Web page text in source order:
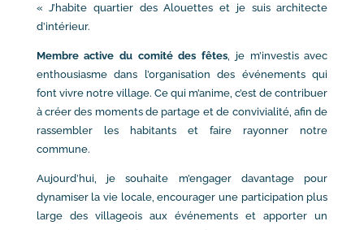
« J’habite quartier des Alouettes et je suis architecte
d’intérieur.
Membre active du comité des fêtes, je m’investis avec
enthousiasme dans l’organisation des événements qui
font vivre notre village. Ce qui m’anime, c’est de contribuer
à créer des moments de partage et de convivialité, afin de
rassembler les habitants et faire rayonner notre
commune.
Aujourd’hui, je souhaite m’engager davantage pour
dynamiser la vie locale, encourager une participation plus
large des villageois aux événements et apporter un